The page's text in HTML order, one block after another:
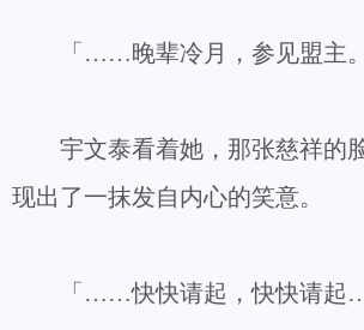
「……晚辈冷月，参见盟主。
宇文泰看着她，那张慈祥的
现出了一抹发自内心的笑意。
「……快快请起，快快请起